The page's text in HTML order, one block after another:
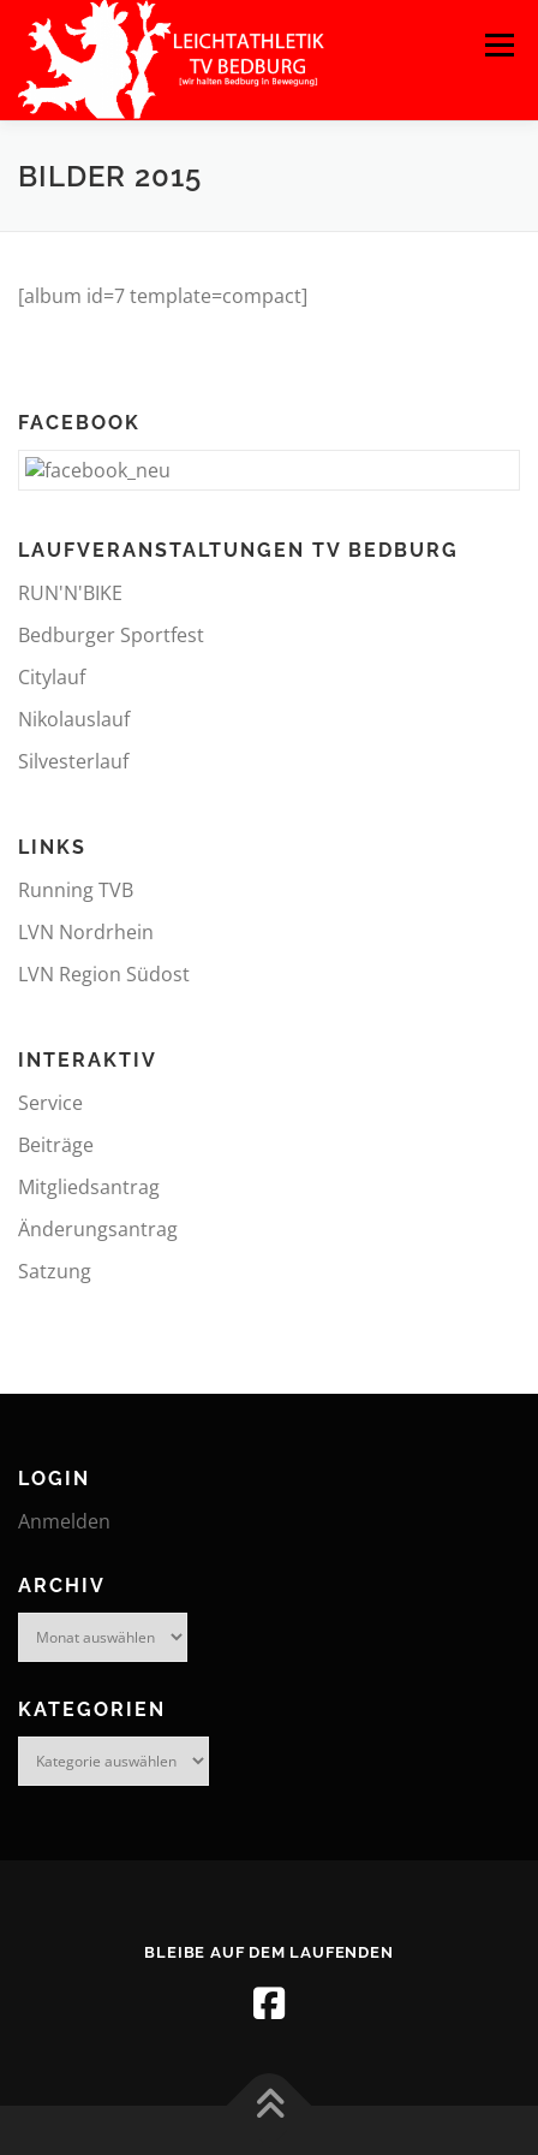
Inhalt
springen
Menü
BILDER 2015
[album id=7 template=compact]
FACEBOOK
LAUFVERANSTALTUNGEN TV BEDBURG
RUN'N'BIKE
Bedburger Sportfest
Citylauf
Nikolauslauf
Silvesterlauf
LINKS
Running TVB
LVN Nordrhein
LVN Region Südost
INTERAKTIV
Service
Beiträge
Mitgliedsantrag
Änderungsantrag
Satzung
LOGIN
Anmelden
ARCHIV
KATEGORIEN
BLEIBE AUF DEM LAUFENDEN